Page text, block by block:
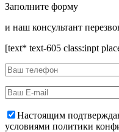
Заполните форму
и наш консультант
[text* text-605 class:inpt
Настоящим
условиями политики